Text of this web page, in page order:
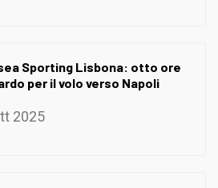
Sporting Lisbona: otto ore
per il volo verso Napoli
2025